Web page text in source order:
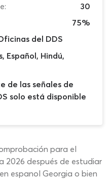
30
75%
del DDS
Español, Hindú,
de las señales de
solo está disponible
para el
2026 después de estudiar
espanol Georgia o bien